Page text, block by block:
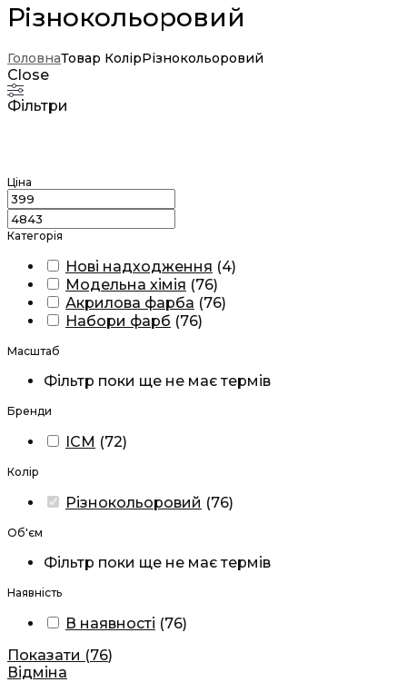
Різнокольоровий
ГоловнаТовар КолірРізнокольоровий
Close
Фільтри
Ціна
Категорія
Нові надходження (4)
Модельна хімія (76)
Акрилова фарба (76)
Набори фарб (76)
Масштаб
Фільтр поки ще не має термів
Бренди
ICM (72)
Колір
Різнокольоровий (76)
Об'єм
Фільтр поки ще не має термів
Наявність
В наявності (76)
Показати (76)
Відміна